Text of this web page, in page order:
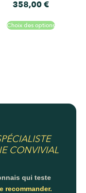
358,00€
Choix des options
CONVIVIAL
qui teste
recommander.